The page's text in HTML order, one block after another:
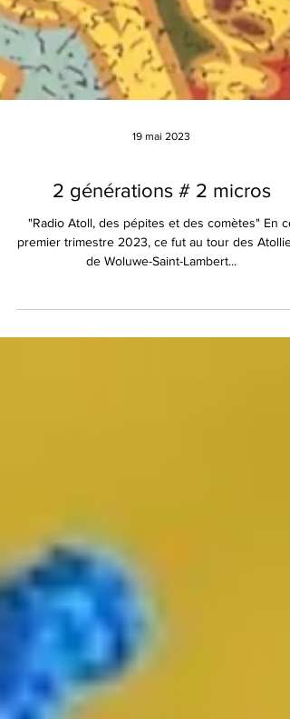
2 générations # 2 micros
"Radio Atoll, des pépites et des comètes" En ce